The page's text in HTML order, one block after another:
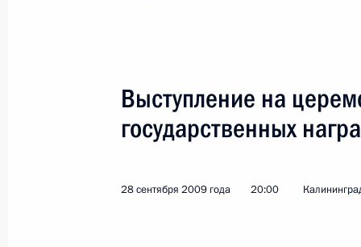
Послания Федеральному Собранию
Заявления по важнейшим вопросам
Речи и обращения
Выступление на
государственных
28 сентября 2009 года 20:00